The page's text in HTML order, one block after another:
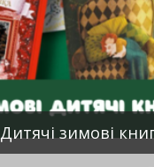
Дитячі зимові